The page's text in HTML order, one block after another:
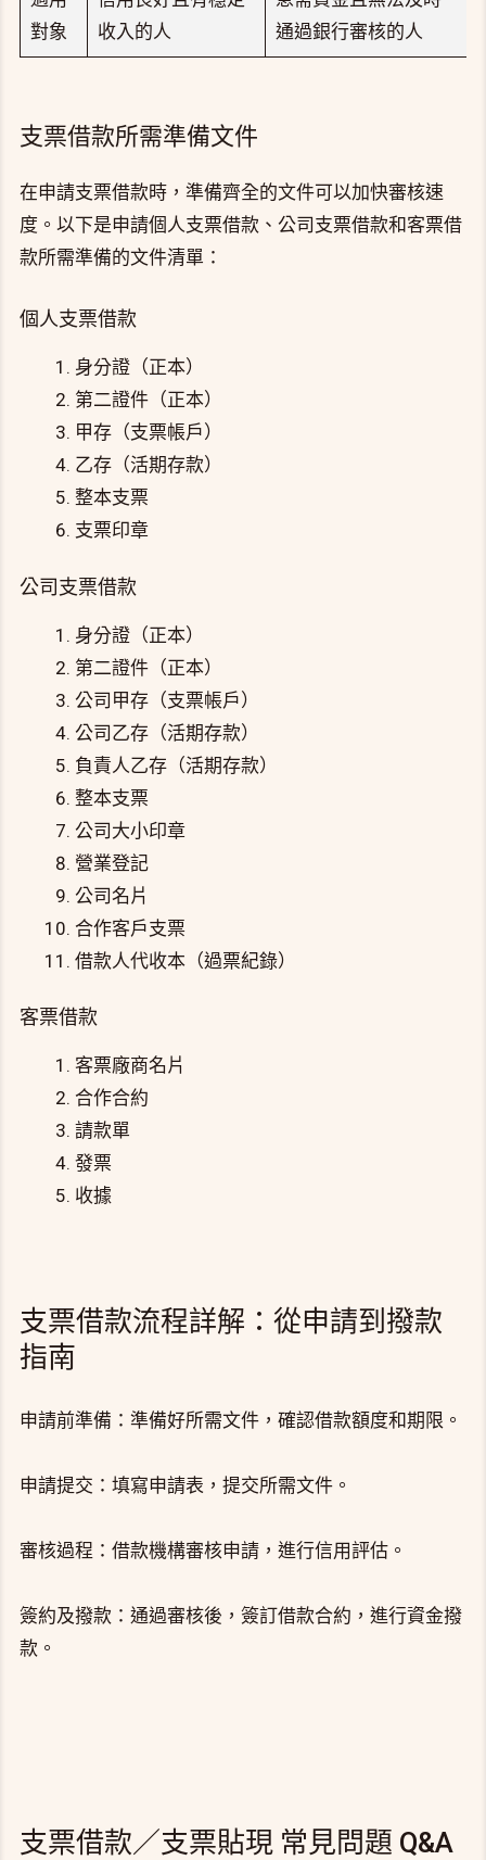
對象
收入的人
通過銀行審核的人
支票借款所需準備文件
在申請支票借款時，準備齊全的文件可以加快審核速
度。以下是申請個人支票借款、公司支票借款和客票借
款所需準備的文件清單：
個人支票借款
身分證（正本）
第二證件（正本）
甲存（支票帳戶）
乙存（活期存款）
整本支票
支票印章
公司支票借款
身分證（正本）
第二證件（正本）
公司甲存（支票帳戶）
公司乙存（活期存款）
負責人乙存（活期存款）
整本支票
公司大小印章
營業登記
公司名片
合作客戶支票
借款人代收本（過票紀錄）
客票借款
客票廠商名片
合作合約
請款單
發票
收據
支票借款流程詳解：從申請到撥款
指南
申請前準備：準備好所需文件，確認借款額度和期限。
申請提交：填寫申請表，提交所需文件。
審核過程：借款機構審核申請，進行信用評估。
簽約及撥款：通過審核後，簽訂借款合約，進行資金撥
款。
支票借款／支票貼現 常見問題 Q&A